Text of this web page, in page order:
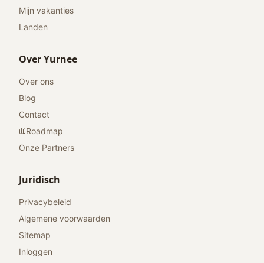
Mijn vakanties
Landen
Over Yurnee
Over ons
Blog
Contact
Roadmap
Onze Partners
Juridisch
Privacybeleid
Algemene voorwaarden
Sitemap
Inloggen